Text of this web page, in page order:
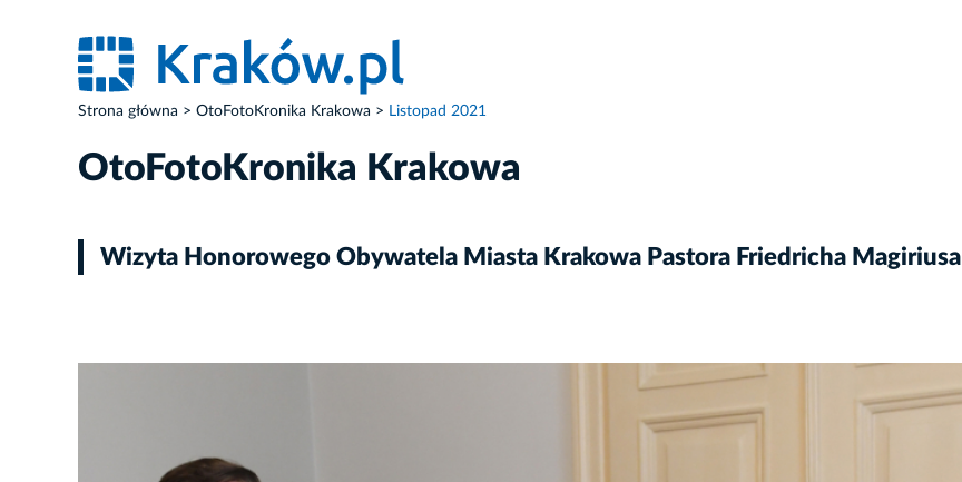
Strona główna OtoFotoKronika Krakowa Listopad 2021
OtoFotoKronika Krakowa
Wizyta Honorowego Obywatela Miasta Krakowa Pastora Friedricha Magiriusa